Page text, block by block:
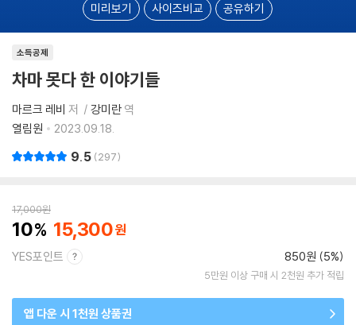
미리보기 사이즈비교 공유하기
소득공제
차마 못다 한 이야기들
마르크 레비 저 강미란 역
열림원
2023.09.18.
9.5 297
17,000원
10 15,300
YES포인트 850원 (5%)
5만원 이상 구매 시 2천원 추가 적립
앱 다운 시 1천원 상품권